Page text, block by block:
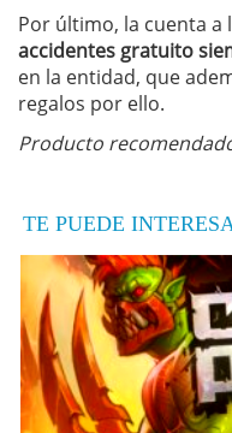
Por último, la cuenta a
accidentes gratuito
en la entidad, que
regalos por ello.
Producto
TE PUEDE